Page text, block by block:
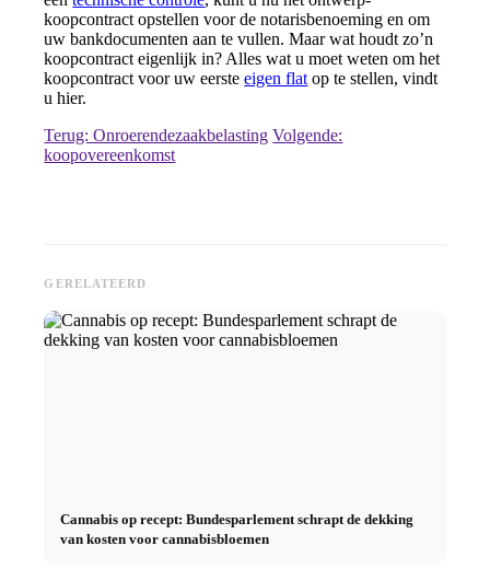
koopcontract opstellen voor de notarisbenoeming en om
uwbankdocumenten aan te vullen. Maar wat houdt zo’n
koopcontract eigenlijk in? Alles wat u moet weten om het
koopcontract voor uw eersteeigen flat op te stellen, vindt
u hier.
Terug: Onroerendezaakbelasting Volgende:
koopovereenkomst
GERELATEERD
Cannabis op recept: Bundesparlement schrapt de dekking
van kosten voor cannabisbloemen